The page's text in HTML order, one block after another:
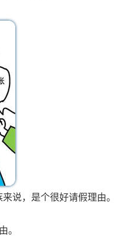
说，是个很好请假理由
。